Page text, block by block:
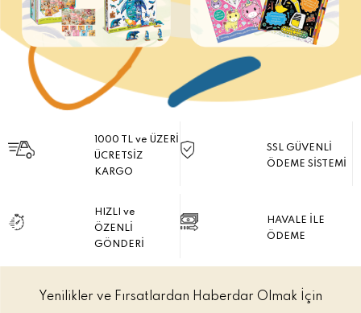
1000 TL ve ÜZERİ
ÜCRETSİZ
KARGO
SSL GÜVENLİ
ÖDEME SİSTEMİ
HIZLI ve
ÖZENLİ
GÖNDERİ
HAVALE İLE
ÖDEME
Yenilikler ve Fırsatlardan Haberdar Olmak İçin